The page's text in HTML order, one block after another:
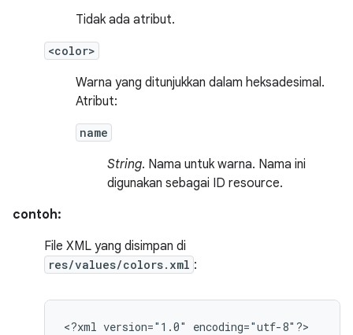
Tidak ada atribut.
<color>
Warna yang ditunjukkan dalam heksadesimal.
Atribut:
name
String. Nama untuk warna. Nama ini
digunakan sebagai ID resource.
contoh:
File XML yang disimpan di
res/values/colors.xml :
<?xml version="1.0"
encoding="utf-8"?>